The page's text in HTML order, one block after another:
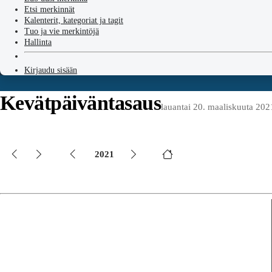
Etsi merkinnät
Kalenterit, kategoriat ja tagit
Tuo ja vie merkintöjä
Hallinta
Kirjaudu sisään
Kevätpäiväntasauslauantai 20. maaliskuuta
2021